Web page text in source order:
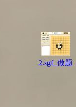
2.sgf_做题